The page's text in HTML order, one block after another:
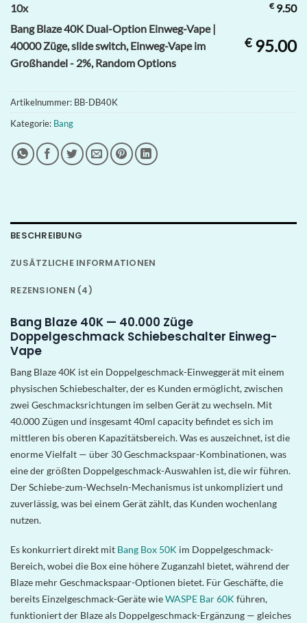
10x €9.50
Bang Blaze 40K Dual-Option Einweg-Vape |
40000 Züge, slide switch, Einweg-Vape im
Großhandel - 2%, Random Options
€95.00
Artikelnummer: BB-DB40K
Kategorie: Bang
BESCHREIBUNG
ZUSÄTZLICHE INFORMATIONEN
REZENSIONEN (4)
Bang Blaze 40K — 40.000 Züge
Doppelgeschmack Schiebeschalter Einweg-
Vape
Bang Blaze 40K ist ein Doppelgeschmack-Einweggerät mit einem
physischen Schiebeschalter, der es Kunden ermöglicht, zwischen
zwei Geschmacksrichtungen im selben Gerät zu wechseln. Mit
40.000 Zügen und insgesamt 40ml capacity befindet es sich im
mittleren bis oberen Kapazitätsbereich. Was es auszeichnet, ist die
enorme Vielfalt — über 30 Geschmackspaar-Kombinationen, was
eine der größten Doppelgeschmack-Auswahlen ist, die wir führen.
Der Schiebe-zum-Wechseln-Mechanismus ist unkompliziert und
zuverlässig, was bei einem Gerät zählt, das Kunden wochenlang
nutzen.
Es konkurriert direkt mit Bang Box 50K im Doppelgeschmack-
Bereich, wobei die Box eine höhere Zuganzahl bietet, während der
Blaze mehr Geschmackspaar-Optionen bietet. Für Geschäfte, die
bereits Einzelgeschmack-Geräte wieWASPE Bar 60K führen,
funktioniert der Blaze als Doppelgeschmack-Ergänzung — gleiches